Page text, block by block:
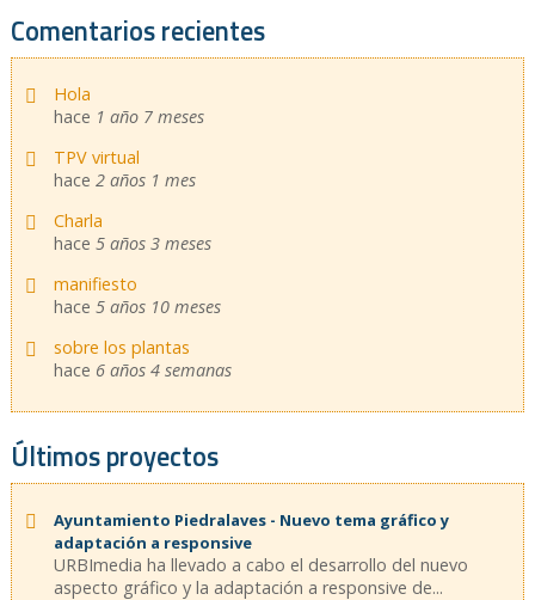
Comentarios recientes
Hola
hace 1 año 7 meses
TPV virtual
hace 2 años 1 mes
Charla
hace 5 años 3 meses
manifiesto
hace 5 años 10 meses
sobre los plantas
hace 6 años 4 semanas
Últimos proyectos
Ayuntamiento Piedralaves - Nuevo tema gráfico y
adaptación a responsive
URBImedia ha llevado a cabo el desarrollo del nuevo
aspecto gráfico y la adaptación a responsive de...